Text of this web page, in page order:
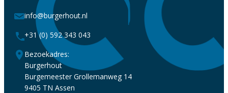
info@burgerhout.nl
+31 (0) 592 343 043
Bezoekadres:
Burgerhout
Burgemeester Grollemanweg 14
9405 TN Assen